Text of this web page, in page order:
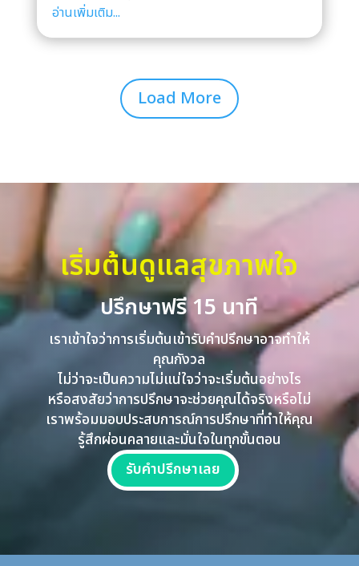
อ่านเพิ่มเติม...
Load More
เริ่มต้นดูแลสุขภาพใจ
ปรึกษาฟรี 15 นาที
เราเข้าใจว่าการเริ่มต้นเข้ารับคำปรึกษาอาจทำให้
คุณกังวล
ไม่ว่าจะเป็นความไม่แน่ใจว่าจะเริ่มต้นอย่างไร
หรือสงสัยว่าการปรึกษาจะช่วยคุณได้จริงหรือไม่
เราพร้อมมอบประสบการณ์การปรึกษาที่ทำให้คุณ
รู้สึกผ่อนคลายและมั่นใจในทุกขั้นตอน
รับคำปรึกษาเลย